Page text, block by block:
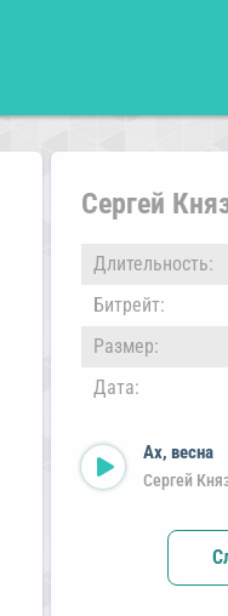
Сергей
Длительность:
Битрейт:
Размер:
Дата:
Ах, весна
Сергей